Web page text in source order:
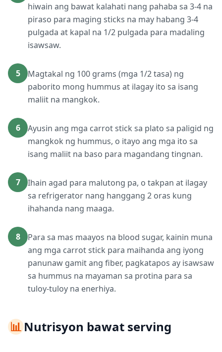
hiwain ang bawat kalahati nang pahaba sa 3-4 na
piraso para maging sticks na may habang 3-4
pulgada at kapal na 1/2 pulgada para madaling
isawsaw.
5
Magtakal ng 100 grams (mga 1/2 tasa) ng
paborito mong hummus at ilagay ito sa isang
maliit na mangkok.
6
Ayusin ang mga carrot stick sa plato sa paligid ng
mangkok ng hummus, o itayo ang mga ito sa
isang maliit na baso para magandang tingnan.
7
Ihain agad para malutong pa, o takpan at ilagay
sa refrigerator nang hanggang 2 oras kung
ihahanda nang maaga.
8
Para sa mas maayos na blood sugar, kainin muna
ang mga carrot stick para maihanda ang iyong
panunaw gamit ang fiber, pagkatapos ay isawsaw
sa hummus na mayaman sa protina para sa
tuloy-tuloy na enerhiya.
📊Nutrisyon bawat serving